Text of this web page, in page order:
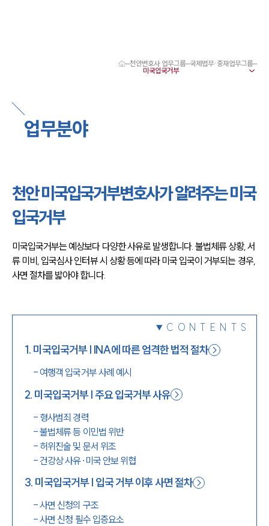
천안형사전문변호사
천안이혼전문변호사
천안학교폭력변호사
천안 분사무소 오시는 길
천안변호사상담 상담접수
채용정보
천안변호사 업무그룹 국제법무·중재업무그룹
업무분야
천안 미국입국거부변호사가 알려주는 미국
입국거부
미국입국거부는 예상보다 다양한 사유로 발생합니다. 불법체류 상황, 서
류 미비, 입국심사 인터뷰 시 상황 등에 따라 미국 입국이 거부되는 경우,
사면 절차를 밟아야 합니다.
CONTENTS
1. 미국입국거부 | INA에 따른 엄격한 법적 절차
- 여행객 입국거부 사례 예시
2. 미국입국거부 | 주요 입국거부 사유
- 형사범죄 경력
-불법체류 등 이민법 위반
- 허위진술 및 문서 위조
-건강상 사유·미국 안보 위협
3. 미국입국거부 | 입국 거부 이후 사면 절차
-사면 신청의 구조
-사면 신청 필수 입증요소